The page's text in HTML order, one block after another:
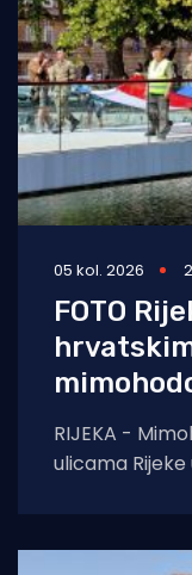
05 kol. 2026
FOTO
RIJEKA -
ulicama Rijeke